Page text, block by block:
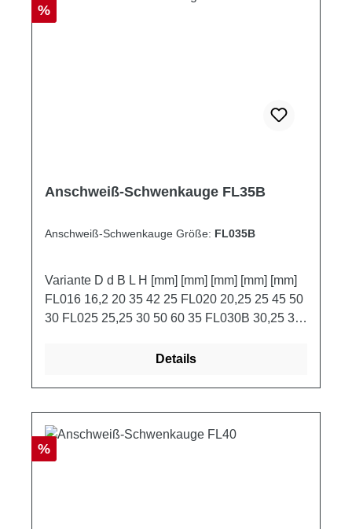
Rabatt
%
Anschweiß-Schwenkauge FL35B
Anschweiß-Schwenkauge Größe: FL035B
Variante D d B L H [mm] [mm] [mm] [mm] [mm]
FL016 16,2 20 35 42 25 FL020 20,25 25 45 50
30 FL025 25,25 30 50 60 35 FL030B 30,25 35
Details
Rabatt
%